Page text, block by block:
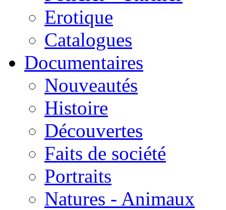
Erotique
Catalogues
Documentaires
Nouveautés
Histoire
Découvertes
Faits de société
Portraits
Natures - Animaux